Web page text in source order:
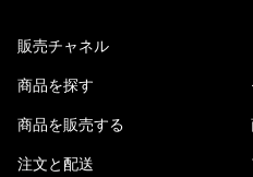
販売チャネル
商品を探す
商品を販売する
注文と配送